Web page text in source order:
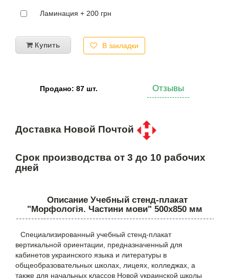
Ламинация + 200 грн
Купить В закладки
Продано: 87 шт. Отзывы
Доставка Новой Почтой
Срок производства от 3 до 10 рабочих
дней
Описание Учебный стенд-плакат
"Морфологія. Частини мови" 500х850 мм
Специализированный учебный стенд-плакат
вертикальной ориентации, предназначенный для
кабинетов украинского языка и литературы в
общеобразовательных школах, лицеях, колледжах, а
также для начальных классов Новой украинской школы